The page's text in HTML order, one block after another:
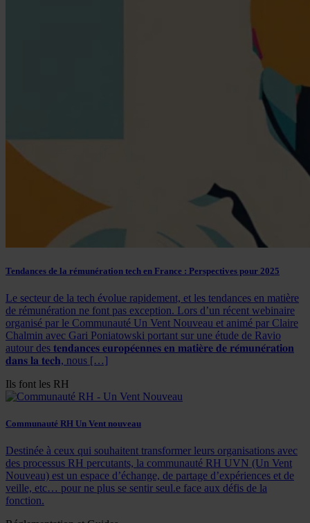
Tendances de la rémunération tech en France : Perspectives pour 2025
Le secteur de la tech évolue rapidement, et les tendances en matière
de rémunération ne font pas exception. Lors d’un récent webinaire
organisé par le Communauté Un Vent Nouveau et animé par Claire
Chalmin avec Gari Poniatowski portant sur une étude de Ravio
autour des 𝐭𝐞𝐧𝐝𝐚𝐧𝐜𝐞𝐬 𝐞𝐮𝐫𝐨𝐩𝐞́𝐞𝐧𝐧𝐞𝐬 𝐞𝐧 𝐦𝐚𝐭𝐢𝐞̀𝐫𝐞 𝐝𝐞 𝐫𝐞́𝐦𝐮𝐧𝐞́𝐫𝐚𝐭𝐢𝐨𝐧
𝐝𝐚𝐧𝐬 𝐥𝐚 𝐭𝐞𝐜𝐡, nous […]
Ils font les RH
Communauté RH Un Vent nouveau
Destinée à ceux qui souhaitent transformer leurs organisations avec
des processus RH percutants, la communauté RH UVN (Un Vent
Nouveau) est un espace d’échange, de partage d’expériences et de
veille, etc… pour ne plus se sentir seul.e face aux défis de la
fonction.